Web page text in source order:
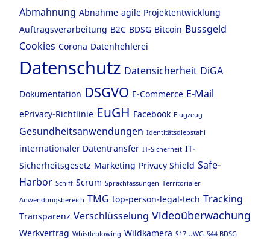
Abmahnung Abnahme agile Projektentwicklung
Auftragsverarbeitung B2C BDSG Bitcoin Bussgeld
Cookies Corona Datenhehlerei
Datenschutz Datensicherheit DiGA
Dokumentation DSGVO E-Commerce E-Mail
ePrivacy-Richtlinie EuGH Facebook Flugzeug
Gesundheitsanwendungen Identitätsdiebstahl
internationaler Datentransfer IT-Sicherheit IT-
Sicherheitsgesetz Marketing Privacy Shield Safe-
Harbor Schiff Scrum Sprachfassungen Territorialer
Anwendungsbereich TMG top-person-legal-tech Tracking
Transparenz Verschlüsselung Videoüberwachung
Werkvertrag Whistleblowing Wildkamera §17 UWG §44 BDSG